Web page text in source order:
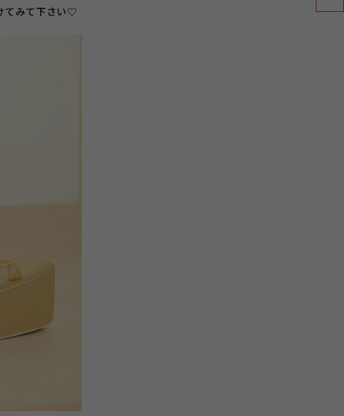
てみて下さい♡